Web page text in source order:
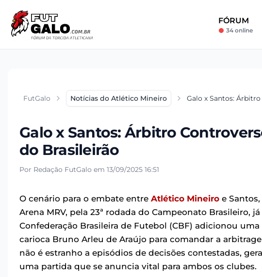
FÓRUM
34 online
FutGalo Notícias do Atlético Mineiro Galo x Santos:
Galo x Santos: Árbitro
do Brasileirão
Por Redação FutGalo em 13/09/2025 16:51
O cenário para o embate entre Atlético Mineiro e
Arena MRV, pela 23ª rodada do Campeonato Brasileiro,
Confederação Brasileira de Futebol (CBF) adicionou
carioca Bruno Arleu de Araújo para comandar a
não é estranho a episódios de decisões contestadas,
uma partida que se anuncia vital para ambos os clubes.